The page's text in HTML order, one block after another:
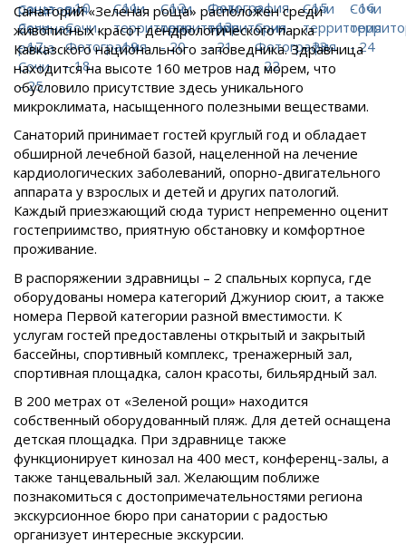
Санаторий «Зеленая роща» расположен среди
живописных красот дендрологического парка
Кавказского национального заповедника. Здравница
находится на высоте 160 метров над морем, что
обусловило присутствие здесь уникального
микроклимата, насыщенного полезными веществами.
Санаторий принимает гостей круглый год и обладает
обширной лечебной базой, нацеленной на лечение
кардиологических заболеваний, опорно-двигательного
аппарата у взрослых и детей и других патологий.
Каждый приезжающий сюда турист непременно оценит
гостеприимство, приятную обстановку и комфортное
проживание.
В распоряжении здравницы – 2 спальных корпуса, где
оборудованы номера категорий Джуниор сюит, а также
номера Первой категории разной вместимости. К
услугам гостей предоставлены открытый и закрытый
бассейны, спортивный комплекс, тренажерный зал,
спортивная площадка, салон красоты, бильярдный зал.
В 200 метрах от «Зеленой рощи» находится
собственный оборудованный пляж. Для детей оснащена
детская площадка. При здравнице также
функционирует кинозал на 400 мест, конференц-залы, а
также танцевальный зал. Желающим поближе
познакомиться с достопримечательностями региона
экскурсионное бюро при санатории с радостью
организует интересные экскурсии.